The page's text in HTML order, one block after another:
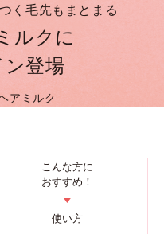
く毛先もまとまる
ルクに
登場
アミルク
こんな方に
おすすめ！
▼
使い方